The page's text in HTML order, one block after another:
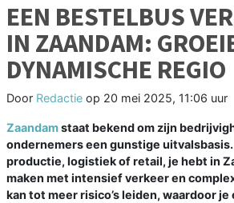
EEN BESTELBUS
IN ZAANDAM:
DYNAMISCHE REGIO
Door Redactie op 20 mei 2025, 11:06 uur
Zaandamstaat bekend om zijn
ondernemers een gunstige
productie, logistiek of retail, je hebt in
maken met intensief verkeer en
kan tot meer risico’s leiden, waardoor je